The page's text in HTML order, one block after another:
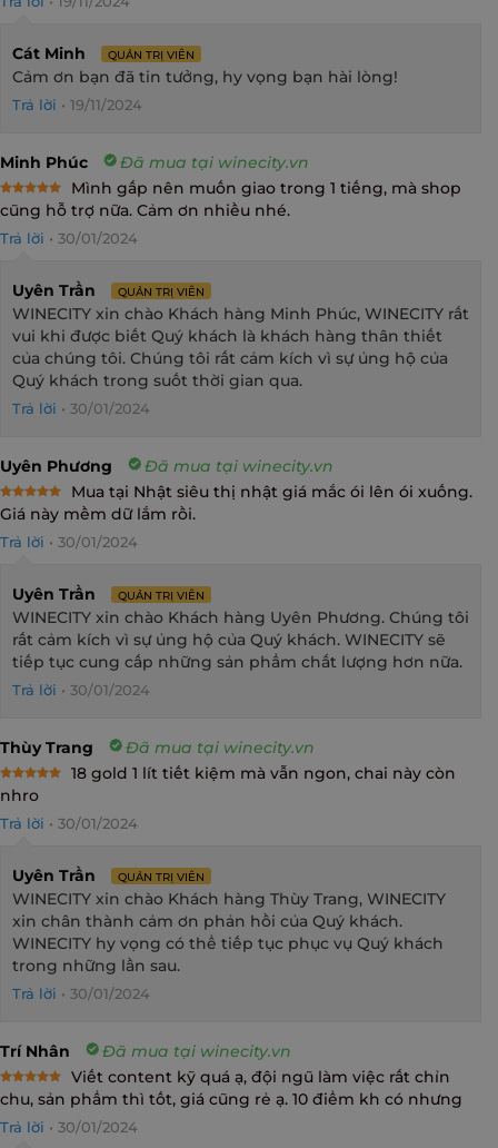
Cát Minh QUẢN TRỊ VIÊN
Cảm ơn bạn đã tin tưởng, hy vọng bạn hài lòng!
Trả lời • 19/11/2024
Minh Phúc Đã mua tại winecity.vn
Rated5
out of 5
Mình gấp nên muốn giao trong 1 tiếng, mà shop
cũng hỗ trợ nữa. Cảm ơn nhiều nhé.
Trả lời • 30/01/2024
Uyên Trần QUẢN TRỊ VIÊN
WINECITY xin chào Khách hàng Minh Phúc, WINECITY rất
vui khi được biết Quý khách là khách hàng thân thiết
của chúng tôi. Chúng tôi rất cảm kích vì sự ủng hộ của
Quý khách trong suốt thời gian qua.
Trả lời • 30/01/2024
Uyên Phương Đã mua tại winecity.vn
Rated5
out of 5
Mua tại Nhật siêu thị nhật giá mắc ói lên ói xuống.
Giá này mềm dữ lắm rồi.
Trả lời • 30/01/2024
Uyên Trần QUẢN TRỊ VIÊN
WINECITY xin chào Khách hàng Uyên Phương. Chúng tôi
rất cảm kích vì sự ủng hộ của Quý khách. WINECITY sẽ
tiếp tục cung cấp những sản phẩm chất lượng hơn nữa.
Trả lời • 30/01/2024
Thùy Trang Đã mua tại winecity.vn
Rated5
out of 5
18 gold 1 lít tiết kiệm mà vẫn ngon, chai này còn
nhro
Trả lời • 30/01/2024
Uyên Trần QUẢN TRỊ VIÊN
WINECITY xin chào Khách hàng Thùy Trang, WINECITY
xin chân thành cảm ơn phản hồi của Quý khách.
WINECITY hy vọng có thể tiếp tục phục vụ Quý khách
trong những lần sau.
Trả lời • 30/01/2024
Trí Nhân Đã mua tại winecity.vn
Rated
5
out of 5
Viết content kỹ quá ạ, đội ngũ làm việc rất chỉn
chu, sản phẩm thì tốt, giá cũng rẻ ạ. 10 điểm kh có nhưng
Trả lời • 30/01/2024